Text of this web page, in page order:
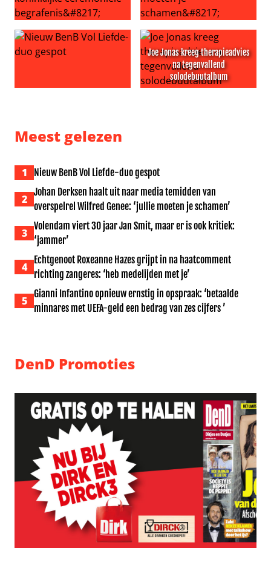
Ongeloof en woede: ‘Andrew Mountbatten-Windsor
Johan Derksen haalt uit
Joe Jonas kreeg therapieadvies
na tegenvallend
solodebuutalbum
Meest gelezen
1 Nieuw BenB Vol Liefde-duo gespot
2
Johan Derksen haalt uit naar media temidden van
overspelrel Wilfred Genee: ‘jullie moeten je schamen’
3
Volendam viert 30 jaar Jan Smit, maar er is ook kritiek:
‘jammer’
4
Echtgenoot Roxeanne Hazes grijpt in na haatcomment
richting zangeres: ‘heb medelijden met je’
5
Gianni Infantino opnieuw ernstig in opspraak: ‘betaalde
minnares met UEFA-geld een bedrag van zes cijfers ’
DenD Promoties